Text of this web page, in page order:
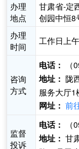
办理
地点
甘肃省-定
创园中恒8
办理
时间
工作日上
咨询
方式
电话：
（
地址： 陇
服务大厅
网址： 前
监督
投诉
电话：
（
地址： 甘